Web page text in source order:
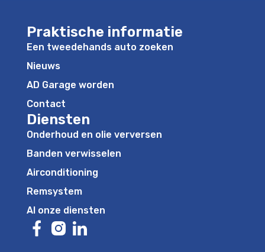
Praktische informatie
Een tweedehands auto zoeken
Nieuws
AD Garage worden
Contact
Diensten
Onderhoud en olie verversen
Banden verwisselen
Airconditioning
Remsystem
Al onze diensten